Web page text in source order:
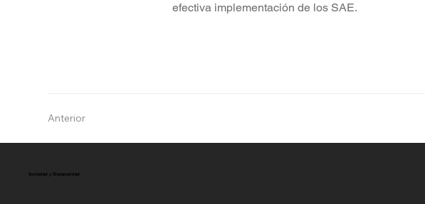
efectiva implementación de los SAE.
Anterior
Sociedad y Discapacidad